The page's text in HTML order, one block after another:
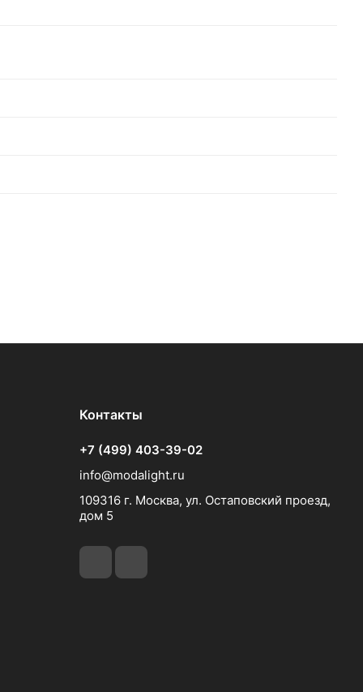
Контакты
+7 (499) 403-39-02
info@modalight.ru
109316 г. Москва, ул. Остаповский проезд,
дом 5